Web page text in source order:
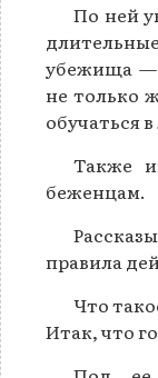
По ней
убежища —
не только
обучаться
Также
беженцам.
правила
Что
Итак, что